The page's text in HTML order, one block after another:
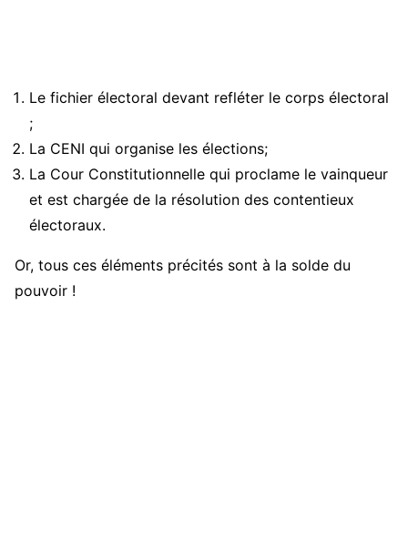
Le fichier électoral devant refléter le corps électoral
;
La CENI qui organise les élections;
La Cour Constitutionnelle qui proclame le vainqueur
et est chargée de la résolution des contentieux
électoraux.
Or, tous ces éléments précités sont à la solde du
pouvoir !